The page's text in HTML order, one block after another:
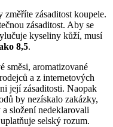
zásaditost koupele.
zásaditost. Aby se
kyseliny kůží, musí
8,5.
směsi, aromatizované
a z internetových
její zásaditosti. Naopak
by nezískalo zakázky,
složení nedeklarovali
selský rozum.